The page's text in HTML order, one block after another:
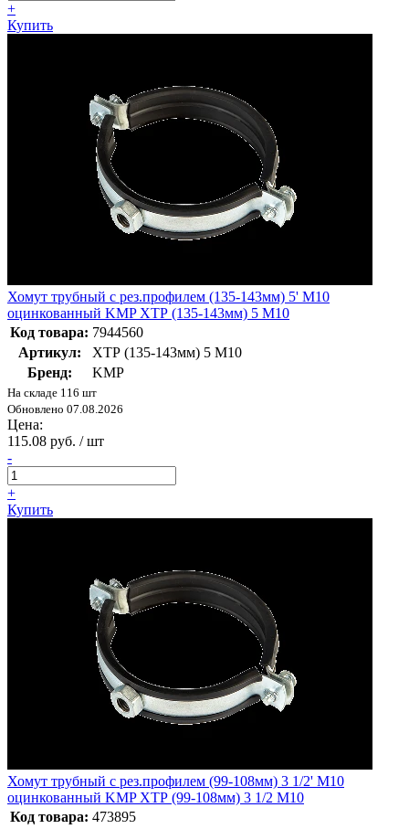
+
Купить
Хомут трубный с рез.профилем (135-143мм) 5' M10
оцинкованный KMP ХТР (135-143мм) 5 M10
Код товара: 7944560
Артикул:
ХТР (135-143мм) 5 M10
Бренд:
KMP
На складе 116 шт
Обновлено 07.08.2026
Цена:
115.08 руб. / шт
-
+
Купить
Хомут трубный с рез.профилем (99-108мм) 3 1/2' M10
оцинкованный KMP ХТР (99-108мм) 3 1/2 M10
Код товара: 473895